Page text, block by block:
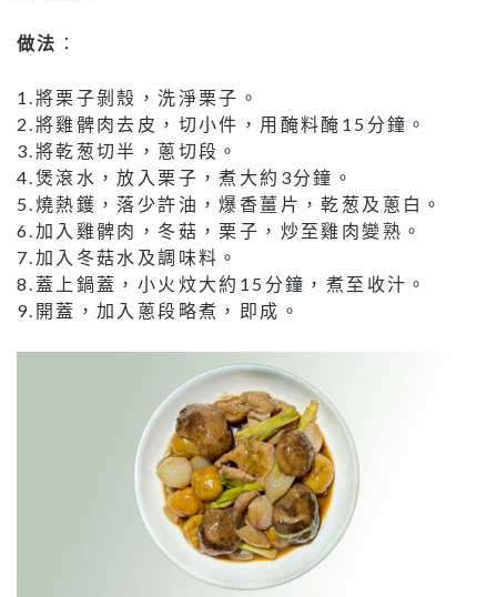
做法 ：
1.將栗子剝殼，洗淨栗子。
2.將雞髀肉去皮，切小件，用醃料醃15分鐘。
3.將乾葱切半，蔥切段。
4.煲滾水，放入栗子，煮大約3分鐘。
5.燒熱鑊，落少許油，爆香薑片，乾葱及蔥白。
6.加入雞髀肉，冬菇，栗子，炒至雞肉變熟。
7.加入冬菇水及調味料。
8.蓋上鍋蓋，小火炆大約15分鐘，煮至收汁。
9.開蓋，加入蔥段略煮，即成。